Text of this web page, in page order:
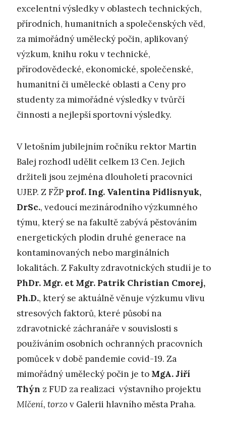
excelentní výsledky v oblastech technických,
přírodních, humanitních a společenských věd,
za mimořádný umělecký počin, aplikovaný
výzkum, knihu roku v technické,
přírodovědecké, ekonomické, společenské,
humanitní či umělecké oblasti a Ceny pro
studenty za mimořádné výsledky v tvůrčí
činnosti a nejlepší sportovní výsledky.
V letošním jubilejním ročníku rektor Martin
Balej rozhodl udělit celkem 13 Cen. Jejich
držiteli jsou zejména dlouholetí pracovníci
UJEP. Z FŽP prof. Ing. Valentina Pidlisnyuk,
DrSc., vedoucí mezinárodního výzkumného
týmu, který se na fakultě zabývá pěstováním
energetických plodin druhé generace na
kontaminovaných nebo marginálních
lokalitách. Z Fakulty zdravotnických studií je to
PhDr. Mgr. et Mgr. Patrik Christian Cmorej,
Ph.D., který se aktuálně věnuje výzkumu vlivu
stresových faktorů, které působí na
zdravotnické záchranáře v souvislosti s
používáním osobních ochranných pracovních
pomůcek v době pandemie covid-19. Za
mimořádný umělecký počin je to MgA. Jiří
Thýn z FUD za realizaci výstavního projektu
Mlčení, torzo v Galerii hlavního města Praha.